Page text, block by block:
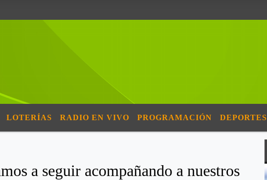
LOTERÍAS RADIO EN VIVO PROGRAMACIÓN DEPORTES
a seguir acompañando a nuestros